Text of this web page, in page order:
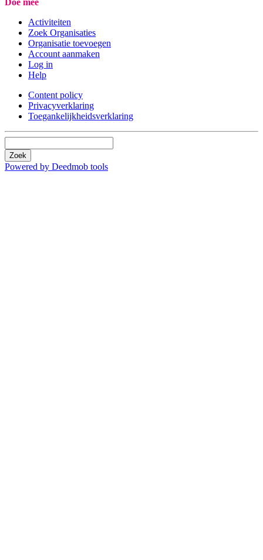
Doe mee
Activiteiten
Zoek Organisaties
Organisatie toevoegen
Account aanmaken
Log in
Help
Content policy
Privacyverklaring
Toegankelijkheidsverklaring
Zoek
Powered by Deedmob tools